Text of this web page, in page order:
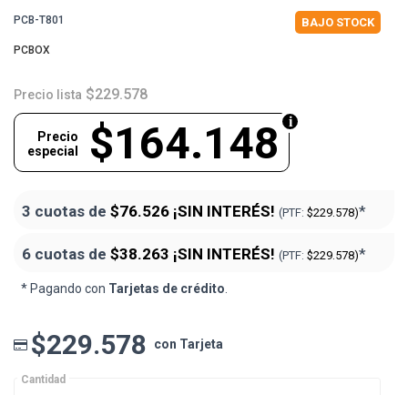
PCB-T801 BAJO STOCK
PCBOX
Precio lista $229.578
$164.148
Precio
especial
3 cuotas de $76.526 ¡SIN INTERÉS! (PTF: $229.578)*
6 cuotas de $38.263 ¡SIN INTERÉS! (PTF: $229.578)*
* Pagando con Tarjetas de crédito.
$229.578 con Tarjeta
Cantidad